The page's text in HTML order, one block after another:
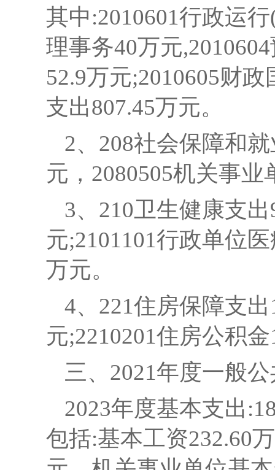
其中:2010601行政运
理事务40万元
52.9万元;2010605财
支出807.45万元。
2、208社会保障和
元，2080505机关事
3、210卫生健康支
元;2101101行政单位
万元。
4、221住房保障支
元;2210201住房公积
三、 2021年度一般
2023年度基本支出
包括:基本工资232.60